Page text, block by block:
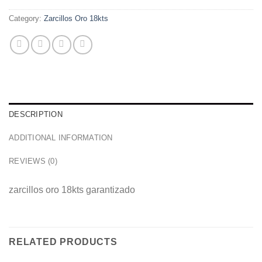
Category: Zarcillos Oro 18kts
DESCRIPTION
ADDITIONAL INFORMATION
REVIEWS (0)
zarcillos oro 18kts garantizado
RELATED PRODUCTS